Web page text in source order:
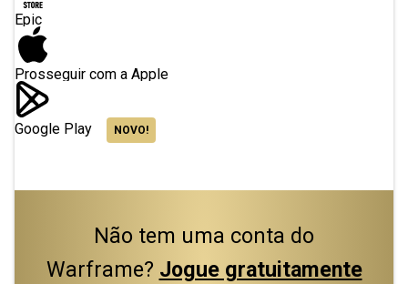
Epic
Prosseguir com a Apple
Google Play NOVO!
Não tem uma conta do
Warframe? Jogue gratuitamente